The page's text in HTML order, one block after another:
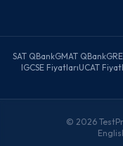
SAT QBankGMAT QBank
IGCSE FiyatlarıUCAT
© 2026